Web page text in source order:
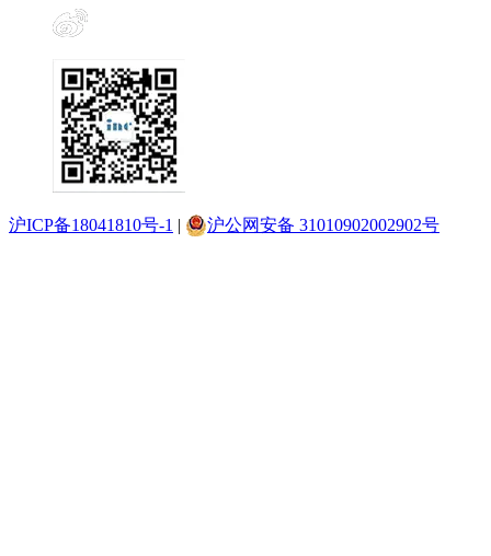
沪ICP备18041810号-1 | 沪公网安备 31010902002902号